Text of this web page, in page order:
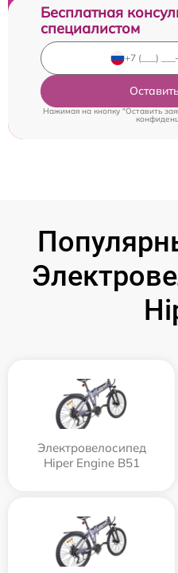
Бесплатная
специалистом
Нажимая на кнопку "Оставить
Электровелосипед
Hiper Engine B51